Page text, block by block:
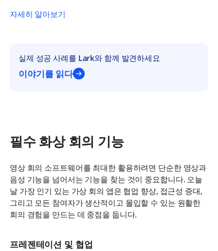
자세히 알아보기
실제 성공 사례를 Lark와 함께 발견하세요
이야기를 읽다
필수 화상 회의 기능
영상 회의 소프트웨어를 최대한 활용하려면 단순한 영상과
음성 기능을 넘어서는 기능을 찾는 것이 중요합니다. 오늘
날 가장 인기 있는 가상 회의 앱은 협업 향상, 접근성 증대,
그리고 모든 참여자가 생산적이고 몰입할 수 있는 원활한
회의 경험을 만드는 데 중점을 둡니다.
프레젠테이션 및 협업